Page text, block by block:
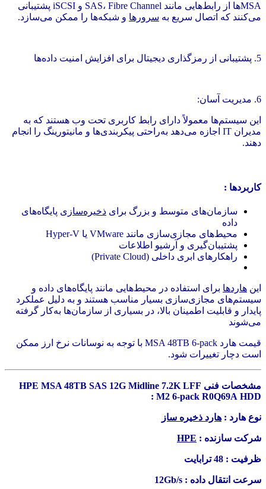
MSAها از رابط‌هایی مانند SAS، Fibre Channel و iSCSI پشتیبانی
می‌کنند که اتصال سریع به سرورها و شبکه‌ها را ممکن می‌سازد.
5. پشتیبانی از رمزگذاری دیجیتال برای افزایش امنیت داده‌ها
6. مدیریت آسان:
این سیستم‌ها معمولاً دارای رابط کاربری تحت وب هستند که به
مدیران IT اجازه می‌دهد به‌راحتی پیکربندی‌ها و مانیتورینگ را انجام
دهند.
کاربردها :
سازمان‌های متوسط و بزرگ برای ذخیره‌سازی پایگاه‌های
داده
محیط‌های مجازی‌سازی مانند VMware یا Hyper-V
پشتیبان‌گیری و آرشیو اطلاعات
راهکارهای ابری داخلی (Private Cloud)
این هاردها برای استفاده در محیط‌هایی مانند پایگاه‌های داده و
سیستم‌های مجازی‌سازی بسیار مناسب هستند و به دلیل عملکرد
پایدار و قابلیت اطمینان بالا، در بسیاری از سازمان‌ها به‌کار گرفته
می‌شوند
قیمت هارد MSA 48TB 6‑pack با توجه به نوسانات نرخ ارز ممکن
است دچار تغییرات شود.
مشخصات فنی HPE MSA 48TB SAS 12G Midline 7.2K LFF
M2 6‑pack R0Q69A HDD :
نوع هارد : هارد ذخیره ساز
شرکت سازنده : HPE
ظرفیت : 48 ترابایت
سرعت انتقال داده : 12Gb/s